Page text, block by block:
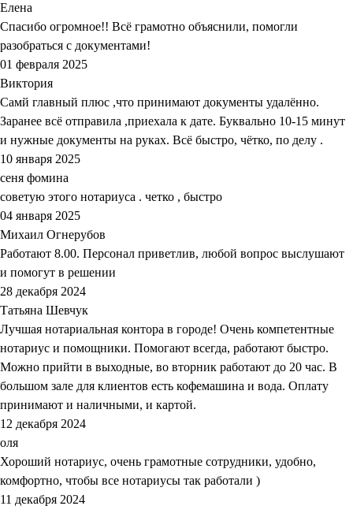
Елена
Спасибо огромное!! Всё грамотно объяснили, помогли
разобраться с документами!
01 февраля 2025
Виктория
Самй главный плюс ,что принимают документы удалённо.
Заранее всё отправила ,приехала к дате. Буквально 10-15 минут
и нужные документы на руках. Всё быстро, чётко, по делу .
10 января 2025
сеня фомина
советую этого нотариуса . четко , быстро
04 января 2025
Михаил Огнерубов
Работают 8.00. Персонал приветлив, любой вопрос выслушают
и помогут в решении
28 декабря 2024
Татьяна Шевчук
Лучшая нотариальная контора в городе! Очень компетентные
нотариус и помощники. Помогают всегда, работают быстро.
Можно прийти в выходные, во вторник работают до 20 час. В
большом зале для клиентов есть кофемашина и вода. Оплату
принимают и наличными, и картой.
12 декабря 2024
оля
Хороший нотариус, очень грамотные сотрудники, удобно,
комфортно, чтобы все нотариусы так работали )
11 декабря 2024